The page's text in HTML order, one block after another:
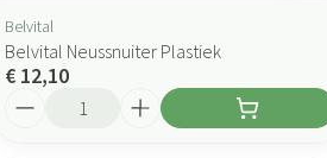
Belvital
Belvital Neussnuiter Plastiek
€ 12,10